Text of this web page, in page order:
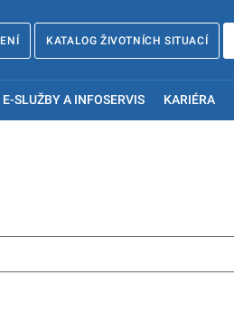
KATALOG ŽIVOTNÍCH SITUACÍ
E-SLUŽBY A INFOSERVIS KARIÉRA